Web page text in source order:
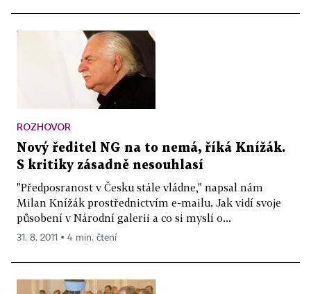
ROZHOVOR
Nový ředitel NG na to nemá, říká Knížák.
S kritiky zásadně nesouhlasí
"Předposranost v Česku stále vládne," napsal nám
Milan Knížák prostřednictvím e-mailu. Jak vidí svoje
působení v Národní galerii a co si myslí o...
31. 8. 2011 ▪ 4 min. čtení